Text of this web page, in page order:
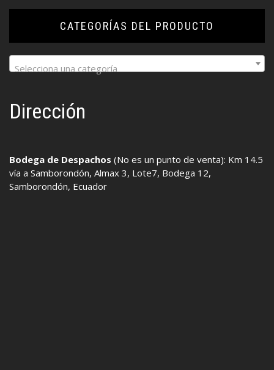
CATEGORÍAS DEL PRODUCTO
Selecciona una categoría
Dirección
Bodega de Despachos (No es un punto de venta): Km 14.5
vía a Samborondón, Almax 3, Lote7, Bodega 12,
Samborondón, Ecuador